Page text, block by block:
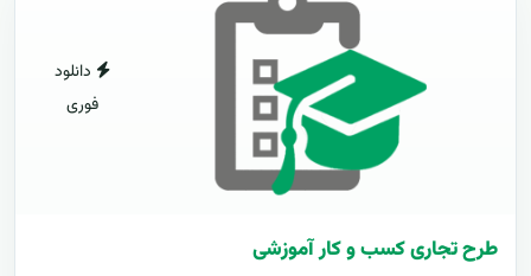
دانلود
فوری
طرح تجاری کسب و کار آموزشی